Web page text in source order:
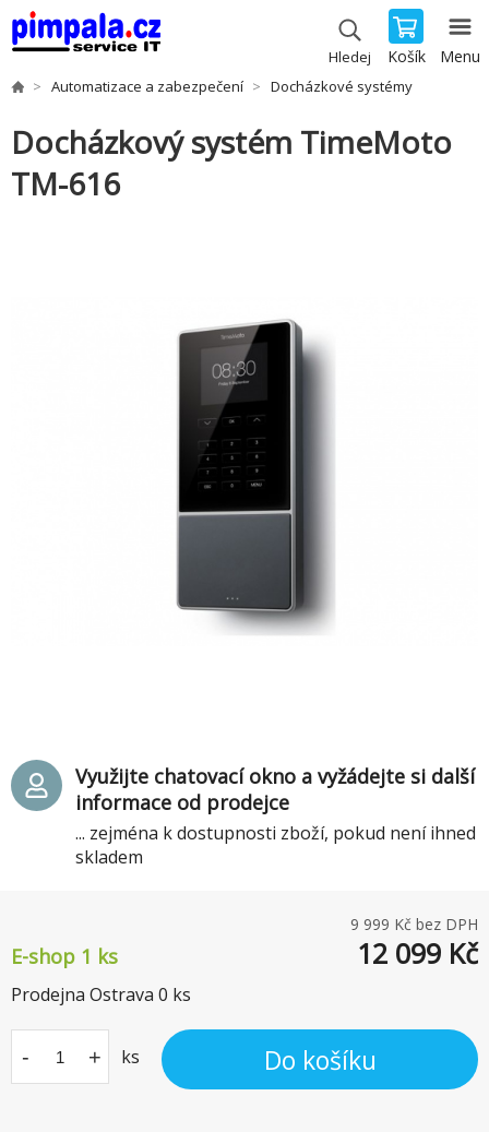
Hledej Košík Menu
Automatizace a zabezpečení Docházkové systémy
Docházkový systém TimeMoto
TM-616
9 999 Kč bez DPH
E-shop 1 ks 12 099 Kč
Prodejna Ostrava 0 ks
- + ks Do košíku
Využijte chatovací okno a vyžádejte si další
informace od prodejce
... zejména k dostupnosti zboží, pokud není ihned
skladem